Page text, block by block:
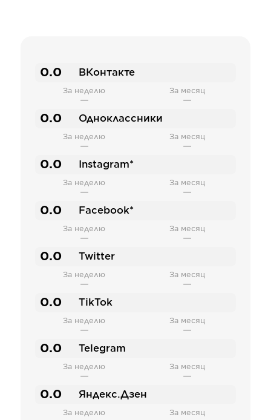
0.0 ВКонтакте
За неделю
—
За месяц
—
0.0 Одноклассники
За неделю
—
За месяц
—
0.0 Instagram*
За неделю
—
За месяц
—
0.0 Facebook*
За неделю
—
За месяц
—
0.0 Twitter
За неделю
—
За месяц
—
0.0 TikTok
За неделю
—
За месяц
—
0.0 Telegram
За неделю
—
За месяц
—
0.0 Яндекс.Дзен
За неделю За месяц